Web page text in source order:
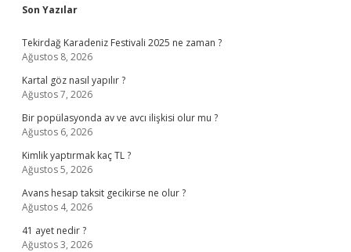
Sidebar
Son Yazılar
Tekirdağ Karadeniz Festivali 2025 ne zaman ?
Ağustos 8, 2026
Kartal göz nasıl yapılır ?
Ağustos 7, 2026
Bir popülasyonda av ve avcı ilişkisi olur mu ?
Ağustos 6, 2026
Kimlik yaptırmak kaç TL ?
Ağustos 5, 2026
Avans hesap taksit gecikirse ne olur ?
Ağustos 4, 2026
41 ayet nedir ?
Ağustos 3, 2026